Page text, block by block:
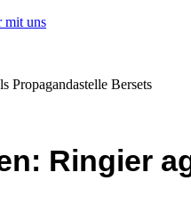
mit uns
Propagandastelle Bersets
Ringier